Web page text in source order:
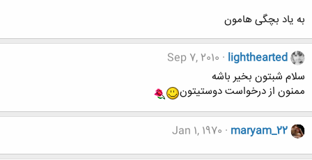
به یاد بچگی هامون
lighthearted
Sep 7, 2010
سلام شبتون بخیر باشه
ممنون از درخواست دوستیتون
maryam_22
Jan 1, 1970